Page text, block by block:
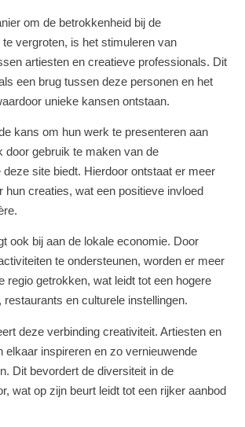
om de betrokkenheid bij de
vergroten, is het stimuleren van
artiesten en creatieve professionals. Dit
een brug tussen deze personen en het
unieke kansen ontstaan.
kans om hun werk te presenteren aan
door gebruik te maken van de
deze site biedt. Hierdoor ontstaat er meer
hun creaties, wat een positieve invloed
ook bij aan de lokale economie. Door
te ondersteunen, worden er meer
regio getrokken, wat leidt tot een hogere
en culturele instellingen.
deze verbinding creativiteit. Artiesten en
elkaar inspireren en zo vernieuwende
Dit bevordert de diversiteit in de
wat op zijn beurt leidt tot een rijker aanbod